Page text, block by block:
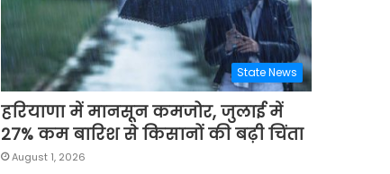
State News
हरियाणा में मानसून कमजोर, जुलाई में
27% कम बारिश से किसानों की बढ़ी चिंता
August 1, 2026